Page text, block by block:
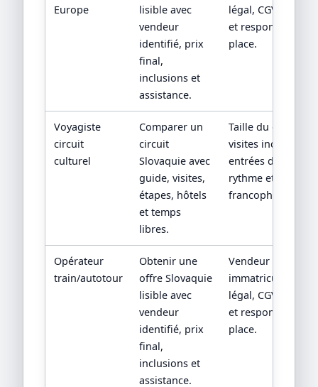
Europe
lisible avec
vendeur
identifié, prix
final,
inclusions et
assistance.
légal, CGV,
et responsabilité
place.
Voyagiste
circuit
culturel
Comparer un
circuit
Slovaquie avec
guide, visites,
étapes, hôtels
et temps
libres.
Taille du groupe,
visites incluses,
entrées de sites,
rythme et guide
francophone.
Opérateur
train/autotour
Obtenir une
offre Slovaquie
lisible avec
vendeur
identifié, prix
final,
inclusions et
assistance.
Vendeur
immatriculation/
légal, CGV,
et responsabilité
place.